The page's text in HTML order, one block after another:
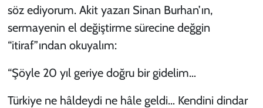
söz ediyorum. Akit yazarı Sinan Burhan’ın,
sermayenin el değiştirme sürecine değgin
“itiraf”ından okuyalım:
“Şöyle 20 yıl geriye doğru bir gidelim…
Türkiye ne hâldeydi ne hâle geldi… Kendini dindar